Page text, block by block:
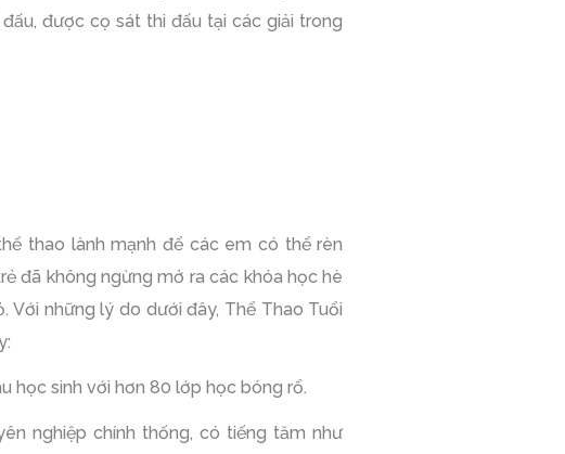
được cọ sát thi đấu tại các giải trong
thao lành mạnh để các em có thể rèn
đã không ngừng mở ra các khóa học hè
Với những lý do dưới đây, Thể Thao Tuổi
học sinh với hơn 80 lớp học bóng rổ.
nghiệp chính thống, có tiếng tăm như